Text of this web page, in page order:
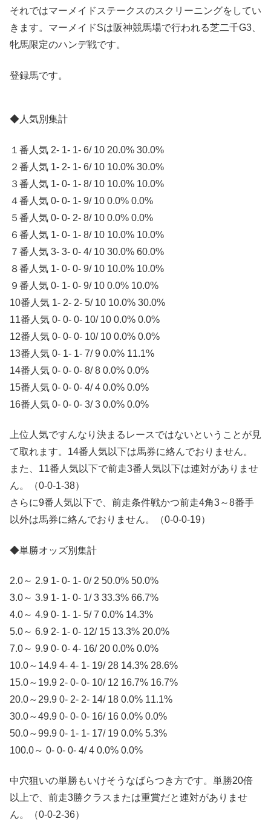
それではマーメイドステークスのスクリーニングをしてい
きます。マーメイドSは阪神競馬場で行われる芝二千G3、
牝馬限定のハンデ戦です。
登録馬です。
◆人気別集計
１番人気 2- 1- 1- 6/ 10 20.0% 30.0%
２番人気 1- 2- 1- 6/ 10 10.0% 30.0%
３番人気 1- 0- 1- 8/ 10 10.0% 10.0%
４番人気 0- 0- 1- 9/ 10 0.0% 0.0%
５番人気 0- 0- 2- 8/ 10 0.0% 0.0%
６番人気 1- 0- 1- 8/ 10 10.0% 10.0%
７番人気 3- 3- 0- 4/ 10 30.0% 60.0%
８番人気 1- 0- 0- 9/ 10 10.0% 10.0%
９番人気 0- 1- 0- 9/ 10 0.0% 10.0%
10番人気 1- 2- 2- 5/ 10 10.0% 30.0%
11番人気 0- 0- 0- 10/ 10 0.0% 0.0%
12番人気 0- 0- 0- 10/ 10 0.0% 0.0%
13番人気 0- 1- 1- 7/ 9 0.0% 11.1%
14番人気 0- 0- 0- 8/ 8 0.0% 0.0%
15番人気 0- 0- 0- 4/ 4 0.0% 0.0%
16番人気 0- 0- 0- 3/ 3 0.0% 0.0%
上位人気ですんなり決まるレースではないということが見
て取れます。14番人気以下は馬券に絡んでおりません。
また、11番人気以下で前走3番人気以下は連対がありませ
ん。（0-0-1-38）
さらに9番人気以下で、前走条件戦かつ前走4角3～8番手
以外は馬券に絡んでおりません。（0-0-0-19）
◆単勝オッズ別集計
2.0～ 2.9 1- 0- 1- 0/ 2 50.0% 50.0%
3.0～ 3.9 1- 1- 0- 1/ 3 33.3% 66.7%
4.0～ 4.9 0- 1- 1- 5/ 7 0.0% 14.3%
5.0～ 6.9 2- 1- 0- 12/ 15 13.3% 20.0%
7.0～ 9.9 0- 0- 4- 16/ 20 0.0% 0.0%
10.0～14.9 4- 4- 1- 19/ 28 14.3% 28.6%
15.0～19.9 2- 0- 0- 10/ 12 16.7% 16.7%
20.0～29.9 0- 2- 2- 14/ 18 0.0% 11.1%
30.0～49.9 0- 0- 0- 16/ 16 0.0% 0.0%
50.0～99.9 0- 1- 1- 17/ 19 0.0% 5.3%
100.0～ 0- 0- 0- 4/ 4 0.0% 0.0%
中穴狙いの単勝もいけそうなばらつき方です。単勝20倍
以上で、前走3勝クラスまたは重賞だと連対がありませ
ん。（0-0-2-36）